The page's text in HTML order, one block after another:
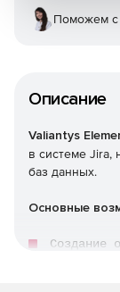
Описание
Valiantys
в системе Jira,
баз данных.
Основные
Создание
Поможем